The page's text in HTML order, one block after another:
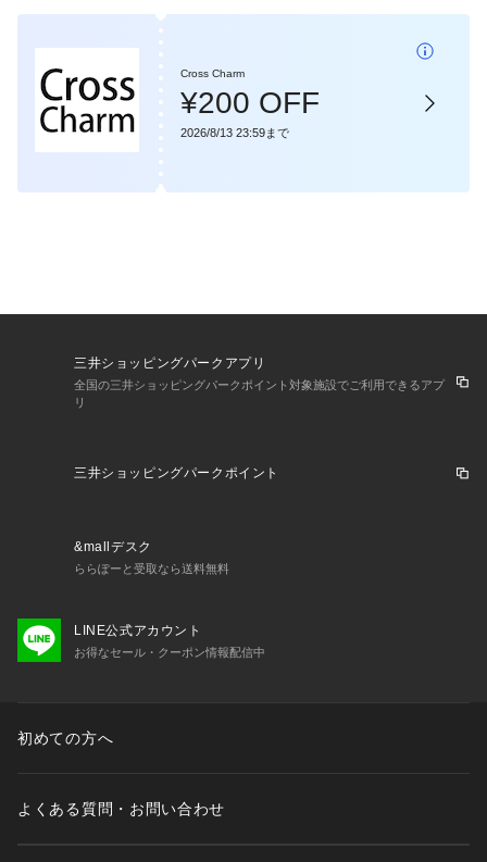
Cross Charm
¥200 OFF
2026/8/13 23:59まで
三井ショッピングパークアプリ
全国の三井ショッピングパークポイント対象施設でご利用できるアプ
リ
三井ショッピングパークポイント
&mallデスク
ららぽーと受取なら送料無料
LINE公式アカウント
お得なセール・クーポン情報配信中
初めての方へ
よくある質問・お問い合わせ